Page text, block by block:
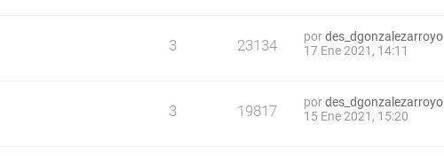
3 23134 pordes_dgonzalezarroyo
17 Ene 2021, 14:11
3 19817 pordes_dgonzalezarroyo
15 Ene 2021, 15:20